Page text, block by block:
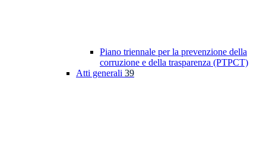
Piano triennale per la prevenzione della
corruzione e della trasparenza (PTPCT)
Atti generali 39